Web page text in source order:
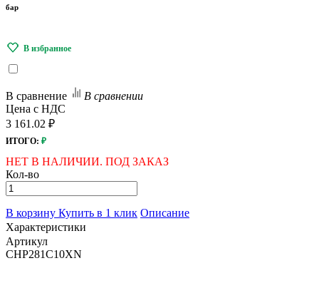
бар
В сравнение
В сравнении
Цена с НДС
3 161.02 ₽
ИТОГО: ₽
НЕТ В НАЛИЧИИ. ПОД ЗАКАЗ
Кол-во
В корзину Купить в 1 клик Описание
Характеристики
Артикул
CHP281C10XN